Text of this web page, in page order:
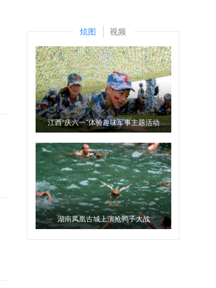
炫图 视频
江西“庆六一”体验趣味军事主题活动
湖南凤凰古城上演抢鸭子大战